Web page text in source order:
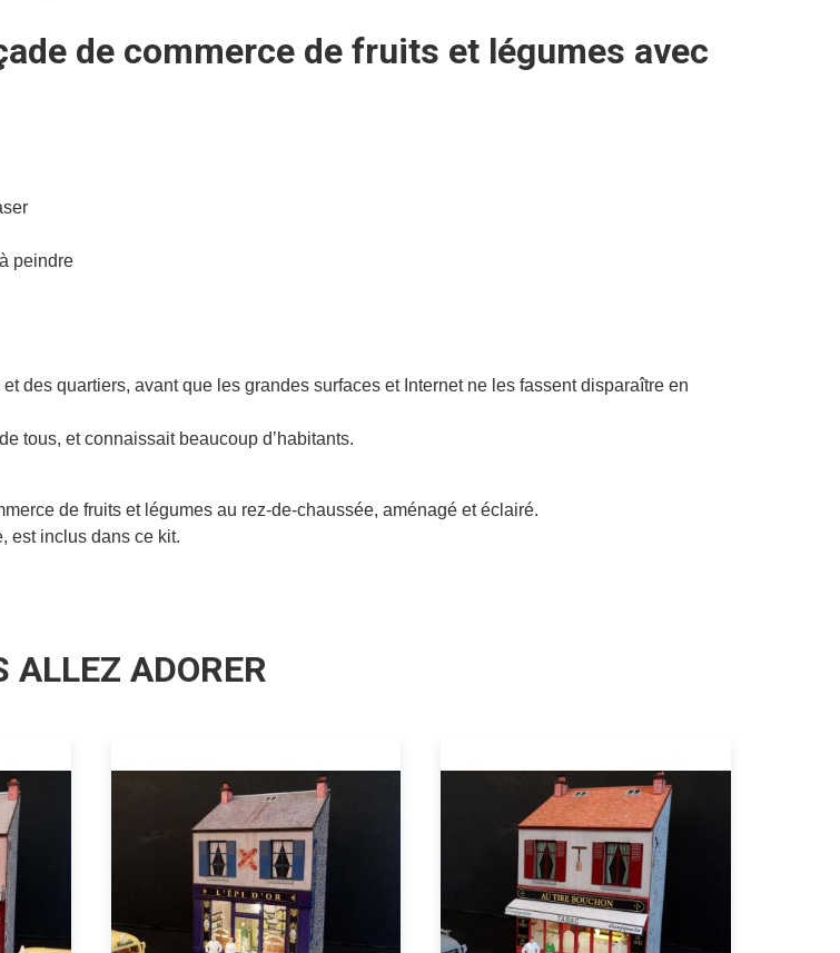
de commerce de fruits et légumes avec
peindre
des quartiers, avant que les grandes surfaces et Internet ne les fassent disparaître en
tous, et connaissait beaucoup d’habitants.
de fruits et légumes au rez-de-chaussée, aménagé et éclairé.
est inclus dans ce kit.
ALLEZ ADORER